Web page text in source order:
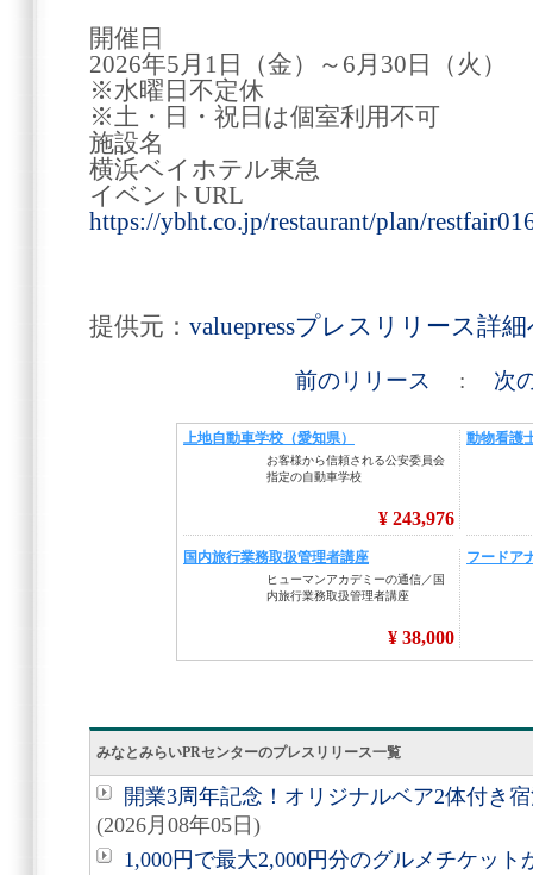
開催日
2026年5月1日（金）～6月30日（火）
※水曜日不定休
※土・日・祝日は個室利用不可
施設名
横浜ベイホテル東急
イベントURL
https://ybht.co.jp/restaurant/plan/
提供元： valuepressプレスリリース詳
前のリリース : 次
みなとみらいPRセンターのプレスリリース一覧
開業3周年記念！オリジナルベア2体付き
(2026月08年05日)
1,000円で最大2,000円分のグルメチケッ